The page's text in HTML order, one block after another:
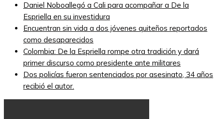
Daniel Noboallegó a Cali para acompañar a De la
Espriella en su investidura
Encuentran sin vida a dos jóvenes quiteños reportados
como desaparecidos
Colombia: De la Espriella rompe otra tradición y dará
primer discurso como presidente ante militares
Dos policías fueron sentenciados por asesinato, 34 años
recibió el autor.